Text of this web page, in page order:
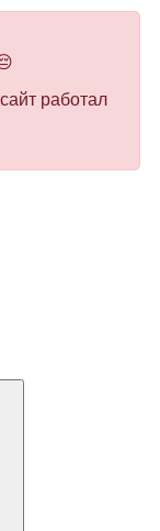
работал